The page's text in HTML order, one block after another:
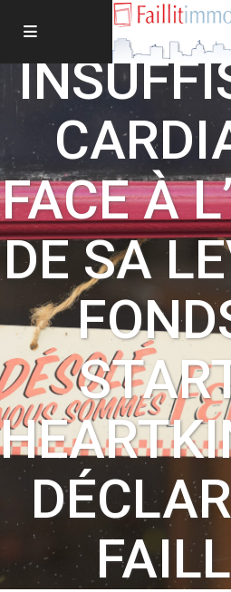
FACE À
DE SA